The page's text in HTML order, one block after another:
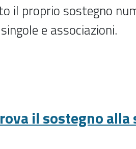
il proprio sostegno
e associazioni.
il sostegno